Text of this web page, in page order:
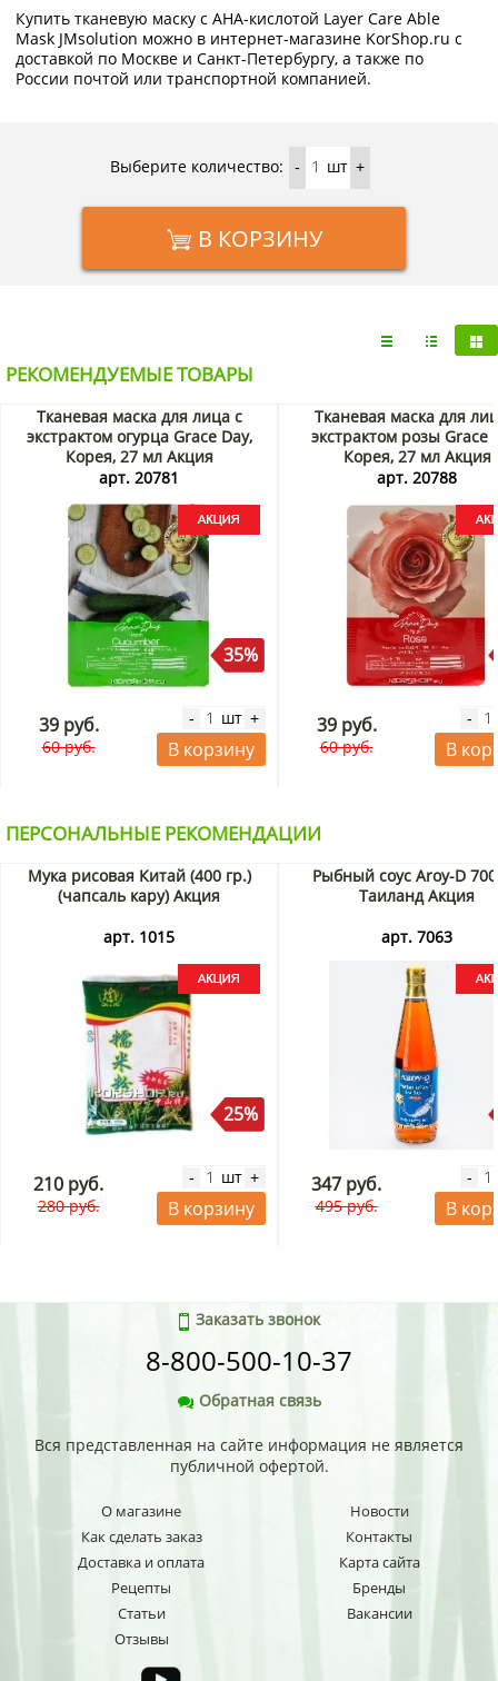
Купить тканевую маску с АНА-кислотой Layer Care Able
Mask JMsolution можно в интернет-магазине KorShop.ru с
доставкой по Москве и Санкт-Петербургу, а также по
России почтой или транспортной компанией.
Выберите количество: - шт +
В КОРЗИНУ
РЕКОМЕНДУЕМЫЕ ТОВАРЫ
Тканевая маска для лица с
экстрактом огурца Grace Day,
Корея, 27 мл Акция
арт. 20781
35%
39 руб.
60 руб.
- шт +
В корзину
Тканевая маска для
экстрактом розы Grace
Корея, 27 мл Акция
арт. 20788
39 руб.
60 руб.
-
В
ПЕРСОНАЛЬНЫЕ РЕКОМЕНДАЦИИ
Мука рисовая Китай (400 гр.)
(чапсаль кару) Акция
арт. 1015
25%
210 руб.
280 руб.
- шт +
В корзину
Рыбный соус Aroy-D
Таиланд Акция
арт. 7063
347 руб.
495 руб.
-
В
Заказать звонок
8-800-500-10-37
Обратная связь
Вся представленная на сайте информация не является
публичной офертой.
О магазине
Как сделать заказ
Доставка и оплата
Рецепты
Статьи
Отзывы
Новости
Контакты
Карта сайта
Бренды
Вакансии